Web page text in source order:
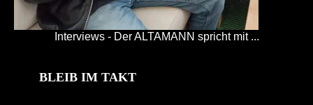
Interviews - Der ALTAMANN spricht mit ...
BLEIB IM TAKT